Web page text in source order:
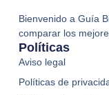
Bienvenido a Guía
comparar los
Políticas
Aviso legal
Políticas de